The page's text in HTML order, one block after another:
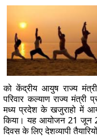
को केंद्रीय आयुष राज्य
परिवार कल्याण राज्य
मध्य प्रदेश के खजुराहो में
किया। यह आयोजन 21 जून
दिवस के लिए देशव्यापी